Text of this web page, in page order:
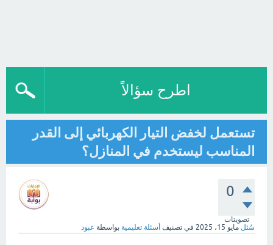
اطرح سؤالاً
تستعمل لخفض التيار الكهربائي إلى القدر
المناسب ليستخدم في المنازل؟
0
تصويتات
سُئل مايو 15، 2025 في تصنيف أسئلة تعليمية بواسطة عبود